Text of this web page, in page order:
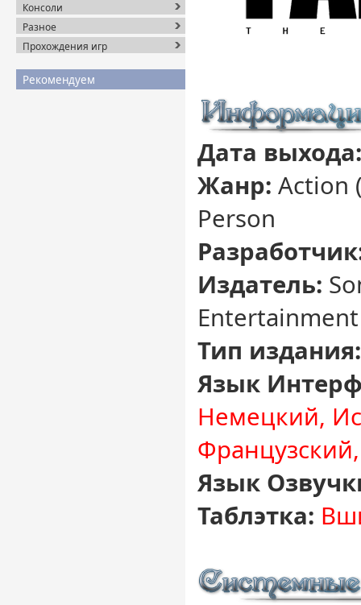
Консоли
Разное
Прохождения игр
Рекомендуем
Дата выхода:
Жанр: Action
Person
Издатель:
Entertainment
Тип издания:
Язык
Немецкий,
Язык
Таблэтка: